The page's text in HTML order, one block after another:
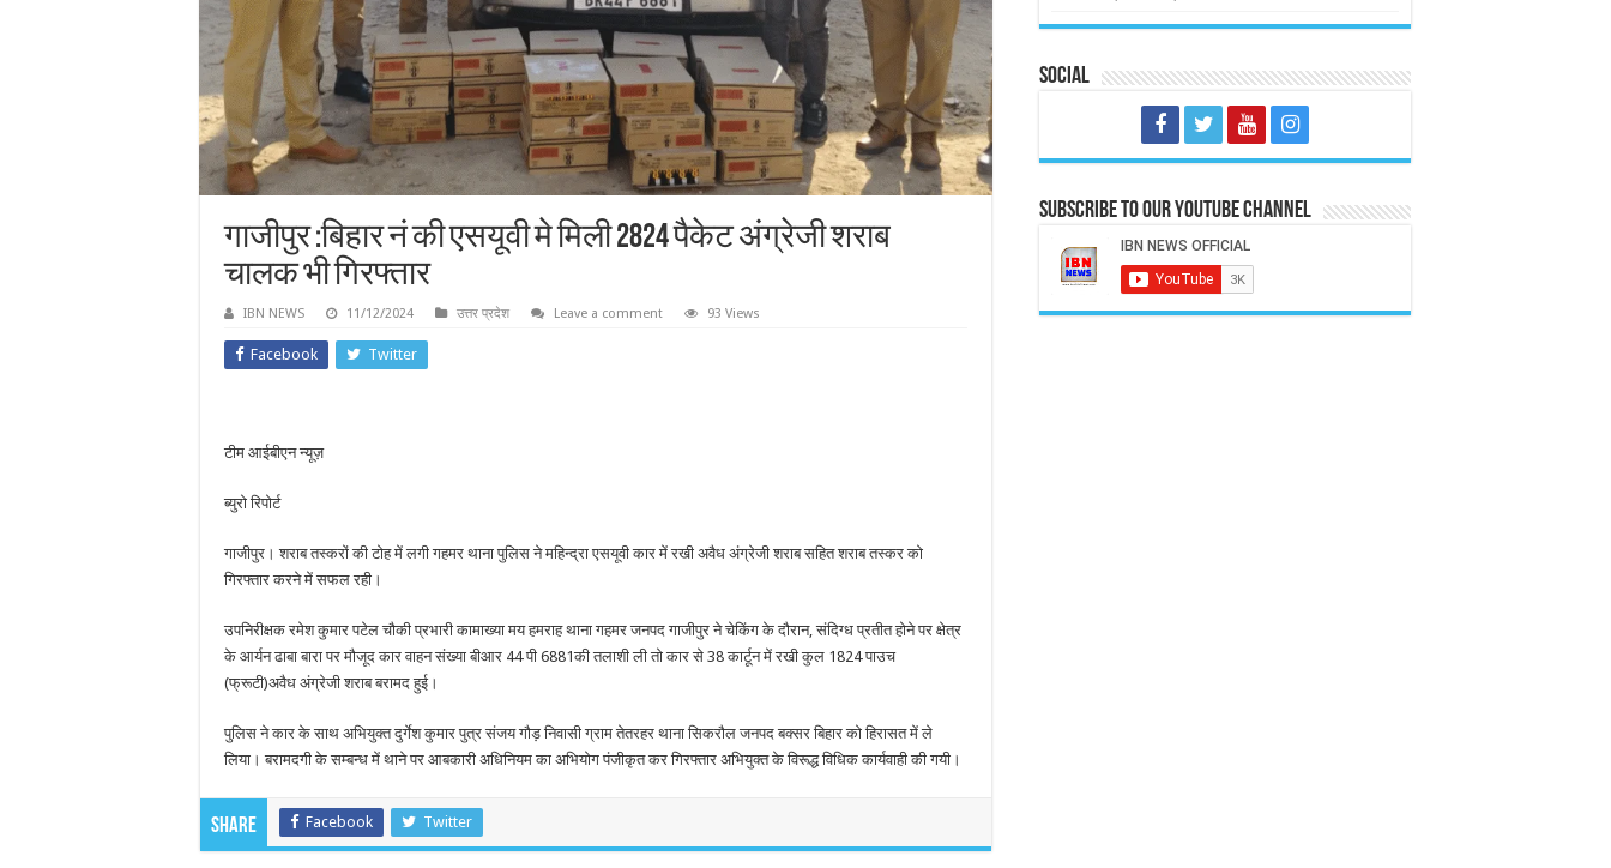
गाजीपुर :बिहार नं की एसयूवी मे मिली 2824 पैकेट अंग्रेजी शराब
चालक भी गिरफ्तार
IBN NEWS 11/12/2024 उत्तर प्रदेश Leave a comment 93 Views
Facebook Twitter
टीम आईबीएन न्यूज़
ब्युरो रिपोर्ट
गाजीपुर। शराब तस्करों की टोह में लगी गहमर थाना पुलिस ने महिन्द्रा एसयूवी कार में रखी अवैध अंग्रेजी शराब सहित शराब तस्कर को
गिरफ्तार करने में सफल रही।
उपनिरीक्षक रमेश कुमार पटेल चौकी प्रभारी कामाख्या मय हमराह थाना गहमर जनपद गाजीपुर ने चेकिंग के दौरान, संदिग्ध प्रतीत होने पर क्षेत्र
के आर्यन ढाबा बारा पर मौजूद कार वाहन संख्या बीआर 44 पी 6881की तलाशी ली तो कार से 38 कार्टून में रखी कुल 1824 पाउच
(फ्रूटी)अवैध अंग्रेजी शराब बरामद हुई।
पुलिस ने कार के साथ अभियुक्त दुर्गेश कुमार पुत्र संजय गौड़ निवासी ग्राम तेतरहर थाना सिकरौल जनपद बक्सर बिहार को हिरासत में ले
लिया। बरामदगी के सम्बन्ध में थाने पर आबकारी अधिनियम का अभियोग पंजीकृत कर गिरफ्तार अभियुक्त के विरूद्ध विधिक कार्यवाही की गयी।
Share Facebook Twitter
Social
Subscribe to our Youtube Channel